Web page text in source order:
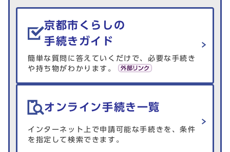
生活情報を探す
京都市くらしの
手続きガイド
簡単な質問に答えていくだけで、必要な手続き
や持ち物がわかります。
オンライン手続き一覧
インターネット上で申請可能な手続きを、条件
を指定して検索できます。